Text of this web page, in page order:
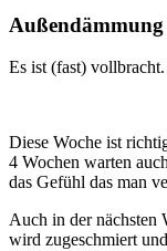
Außendämmung
Es ist (fast)
Diese Woche ist
4 Wochen warten
das Gefühl das man
Auch in der nächsten
wird zugeschmiert